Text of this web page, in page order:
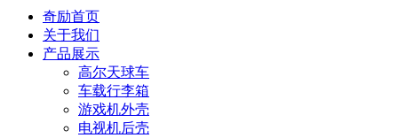
奇励首页
关于我们
产品展示
高尔天球车
车载行李箱
游戏机外壳
电视机后壳